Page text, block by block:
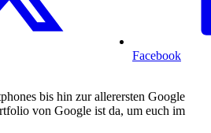
Facebook
bis hin zur allerersten Google
von Google ist da, um euch im